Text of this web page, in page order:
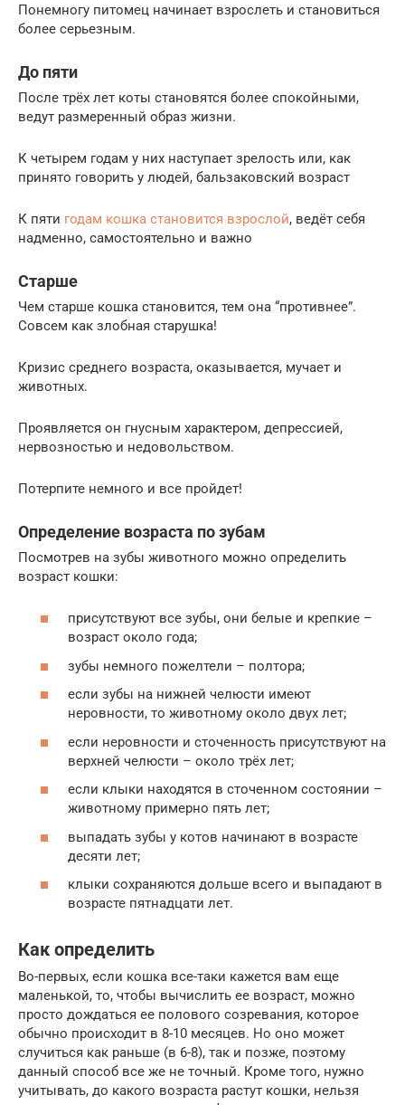
Понемногу питомец начинает взрослеть и становиться
более серьезным.
До пяти
После трёх лет коты становятся более спокойными,
ведут размеренный образ жизни.
К четырем годам у них наступает зрелость или, как
принято говорить у людей, бальзаковский возраст
К пяти годам кошка становится взрослой, ведёт себя
надменно, самостоятельно и важно
Старше
Чем старше кошка становится, тем она “противнее”.
Совсем как злобная старушка!
Кризис среднего возраста, оказывается, мучает и
животных.
Проявляется он гнусным характером, депрессией,
нервозностью и недовольством.
Потерпите немного и все пройдет!
Определение возраста по зубам
Посмотрев на зубы животного можно определить
возраст кошки:
присутствуют все зубы, они белые и крепкие –
возраст около года;
зубы немного пожелтели – полтора;
если зубы на нижней челюсти имеют
неровности, то животному около двух лет;
если неровности и сточенность присутствуют на
верхней челюсти – около трёх лет;
если клыки находятся в сточенном состоянии –
животному примерно пять лет;
выпадать зубы у котов начинают в возрасте
десяти лет;
клыки сохраняются дольше всего и выпадают в
возрасте пятнадцати лет.
Как определить
Во-первых, если кошка все-таки кажется вам еще
маленькой, то, чтобы вычислить ее возраст, можно
просто дождаться ее полового созревания, которое
обычно происходит в 8-10 месяцев. Но оно может
случиться как раньше (в 6-8), так и позже, поэтому
данный способ все же не точный. Кроме того, нужно
учитывать, до какого возраста растут кошки, нельзя